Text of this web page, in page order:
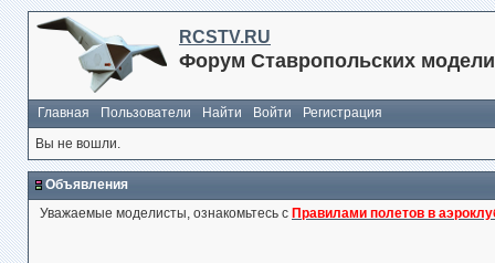
RCSTV.RU
Форум Ставропольских
Главная Пользователи Найти Войти
Регистрация
Вы не вошли.
Объявления
Уважаемые моделисты, ознакомьтесь с Правилами полетов в